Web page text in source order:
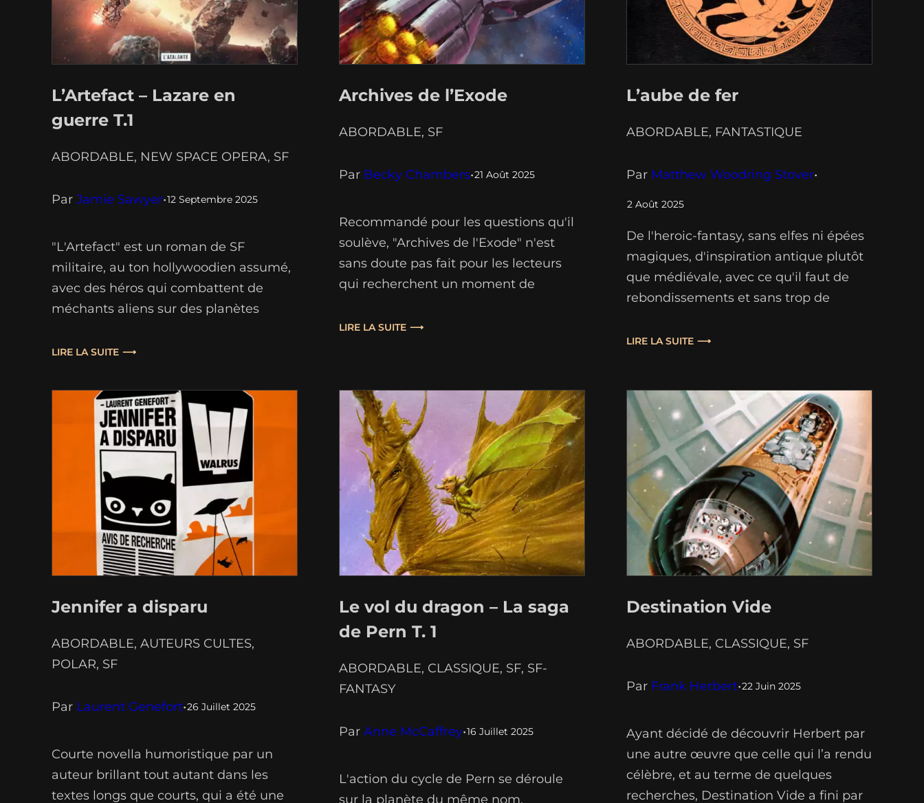
L’Artefact – Lazare en
guerre T.1
ABORDABLE, NEW SPACE OPERA, SF
ParJamie Sawyer•12 Septembre 2025
"L'Artefact" est un roman de SF
militaire, au ton hollywoodien assumé,
avec des héros qui combattent de
méchants aliens sur des planètes
qu'on ne recommandera pas trop aux
ni aux puristes d’une science-fiction
ancrée dans la science "dure", mais qui
fait très bien le job en…
LIRE LA SUITE
Archives de l’Exode
ABORDABLE, SF
Par Becky Chambers•21 Août 2025
Recommandé pour les questions qu'il
soulève, "Archives de l'Exode" n'est
sans doute pas fait pour les lecteurs
qui recherchent un moment de
vaisseaux supra-luminiques. Mais pour
espoir en l'Humanité, ce sera sans
doute une lecture réconfortante, riche…
LIRE LA SUITE
L’aube de fer
ABORDABLE, FANTASTIQUE
Par Matthew Woodring Stover•
2 Août 2025
De l'heroic-fantasy, sans elfes ni épées
magiques, d'inspiration antique plutôt
que médiévale, avec ce qu'il faut de
rebondissements et sans trop de
pas recommander ce roman !
LIRE LA SUITE
Jennifer a disparu
ABORDABLE, AUTEURS CULTES
POLAR, SF
Par Laurent Genefort•26 Juillet 2025
Courte novella humoristique par un
auteur brillant tout autant dans les
textes longs que courts, qui a été une
Le vol du dragon – La saga
de Pern T. 1
ABORDABLE, CLASSIQUE, SF, SF-
FANTASY
ParAnne McCaffrey•16 Juillet 2025
L'action du cycle de Pern se déroule
sur la planète du même nom,
Destination Vide
ABORDABLE, CLASSIQUE, SF
Par Frank Herbert•22 Juin 2025
Ayant décidé de découvrir Herbert par
une autre œuvre que celle qui l’a rendu
célèbre, et au terme de quelques
recherches, Destination Vide a fini par